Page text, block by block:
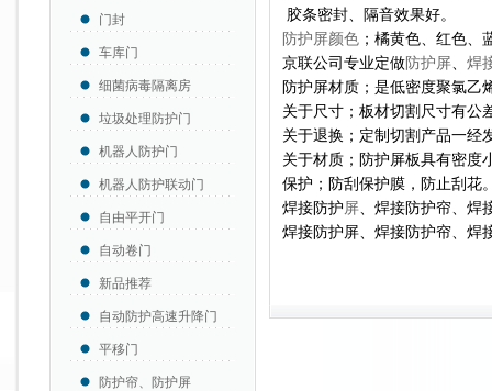
门封
车库门
细菌病毒隔离房
垃圾处理防护门
机器人防护门
机器人防护联动门
自由平开门
自动卷门
新品推荐
自动防护高速升降门
平移门
防护帘、防护屏
胶条密封、隔音效果好。
防护屏颜色 ；橘黄色、红色、
京联公司专业定做防护屏、 焊
防护屏材质；是低密度聚氯乙
关于尺寸；板材切割尺寸有公
关于退换；定制切割产品一经
关于材质；防护屏板具有密度
保护；防刮保护膜，防止刮花
焊接防护屏、焊接防护帘、焊
焊接防护屏、焊接防护帘、焊